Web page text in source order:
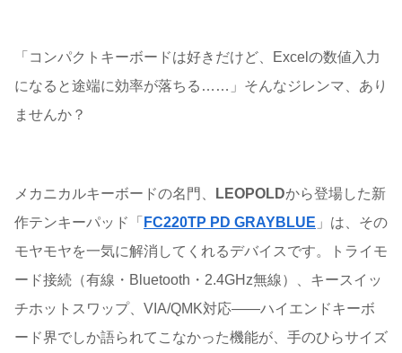
「コンパクトキーボードは好きだけど、Excelの数値入力
になると途端に効率が落ちる……」そんなジレンマ、あり
ませんか？
メカニカルキーボードの名門、 LEOPOLDから登場した新
作テンキーパッド「 FC220TP PD GRAYBLUE 」は、その
モヤモヤを一気に解消してくれるデバイスです。トライモ
ード接続（有線・Bluetooth・2.4GHz無線）、キースイッ
チホットスワップ、VIA/QMK対応——ハイエンドキーボ
ード界でしか語られてこなかった機能が、手のひらサイズ